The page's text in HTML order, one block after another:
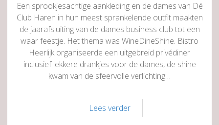
Een sprookjesachtige aankleding en de dames van Dé
Club Haren in hun meest sprankelende outfit maakten
de jaarafsluiting van de dames business club tot een
waar feestje. Het thema was WineDineShine. Bistro
Heerlijk organiseerde een uitgebreid privédiner
inclusief lekkere drankjes voor de dames, de shine
kwam van de sfeervolle verlichting…
Lees verderSchitterende
jaarafsluiting